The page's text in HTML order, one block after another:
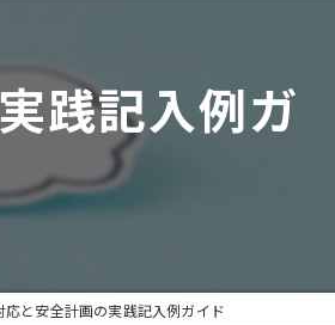
践記入例ガ
と安全計画の実践記入例ガイド